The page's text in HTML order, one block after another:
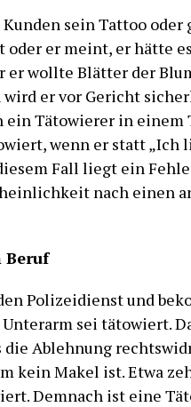
sein Tattoo
er meint, er hätte
er wollte Blätter der
wird er vor Gericht
ein Tätowierer in
wenn er statt „Ich
Fall liegt ein
nach einen
Beruf
Polizeidienst und
sei tätowiert.
die Ablehnung
kein Makel ist. Etwa
Demnach ist eine